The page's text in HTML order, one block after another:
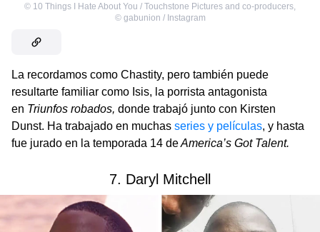
© 10 Things I Hate About You / Touchstone Pictures and co-producers
© gabunion / Instagram
La recordamos como Chastity, pero también puede
resultarte familiar como Isis, la porrista antagonista
en Triunfos robados, donde trabajó junto con Kirsten
Dunst. Ha trabajado en muchas series y películas, y hasta
fue jurado en la temporada 14 deAmerica’s Got Talent.
7. Daryl Mitchell